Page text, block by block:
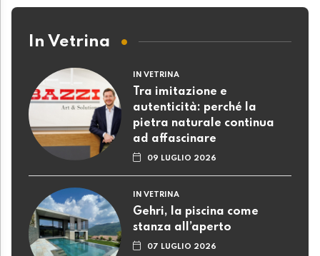
In Vetrina
IN VETRINA
Tra imitazione e
autenticità: perché la
pietra naturale continua
ad affascinare
09 LUGLIO 2026
IN VETRINA
Gehri, la piscina come
stanza all’aperto
07 LUGLIO 2026